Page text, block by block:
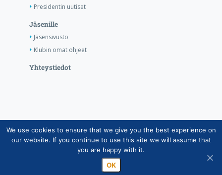
Presidentin uutiset
Jäsenille
Jäsensivusto
Klubin omat ohjeet
Yhteystiedot
Copyright © Suomen Rotarypalvelu ry 2026 |
Jäsentietojärjestelmän tietosuojaseloste| Henkilötietojen
käsittely Rotarytoiminnassa
We use cookies to ensure that we give you the best experience on
our website. If you continue to use this site we will assume that
you are happy with it.
OK